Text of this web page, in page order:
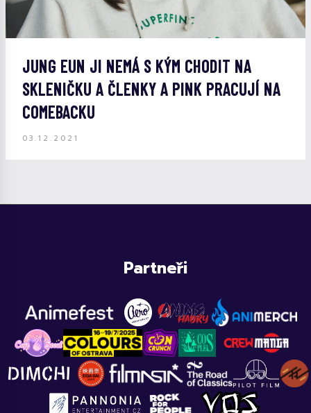
JUNG EUN JI NEMÁ S KÝM CHODIT NA
SKLENIČKU A ČLENKY A PINK PRACUJÍ NA
COMEBACKU
03.12.2021
Partneři